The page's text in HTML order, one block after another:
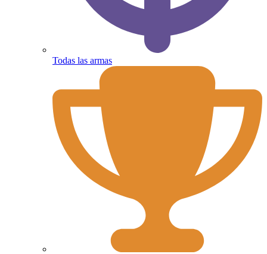
Todas las armas